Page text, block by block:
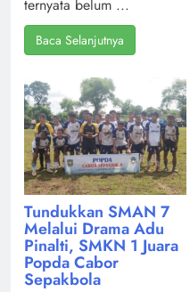
ternyata belum ...
Baca Selanjutnya
Tundukkan SMAN 7
Melalui Drama Adu
Pinalti, SMKN 1 Juara
Popda Cabor
Sepakbola